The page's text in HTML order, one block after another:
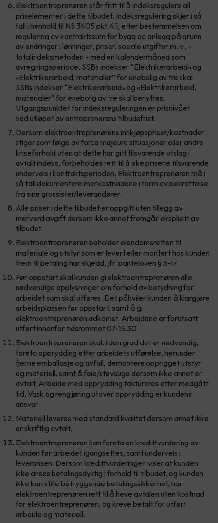
Elektroentreprenøren står fritt til å indeksregulere all
priselementer i dette tilbudet. Indeksregulering skjer i så
fall i henhold til NS 3405 pkt. 4.1, etter bestemmelsen om
regulering av kontraktssum for bygg og anlegg på grunn
av endringer i lønninger, priser, sosiale utgifter m. v., -
totalindeksmetoden - med en kalendermåned som
avregningsperiode. SSBs indekser “Elektrikerarbeid» og
«Elektrikerarbeid, materialer” for enebolig av tre skal
SSBs indekser “Elektrikerarbeid» og «Elektrikerarbeid,
materialer” for enebolig av tre skal benyttes.
Utgangspunktet for indeksreguleringen er prisnivået
ved utløpet av entreprenørens tilbudsfrist.
Dersom elektroentreprenørens innkjøpspriser/kostnader
stiger som følge av force majeure situasjoner eller andre
kriseforhold uten at dette har gitt tilsvarende utslag i
avtalt indeks, forbeholdes rett til å øke prisene tilsvarende
underveis i kontraktsperioden. Elektroentreprenøren må i
så fall dokumentere merkostnadene i form av bekreftelse
fra sine grossister/leverandører.
Alle priser i dette tilbudet er oppgitt uten tillegg av
merverdiavgift dersom ikke annet fremgår eksplisitt av
tilbudet.
Elektroentreprenøren beholder eiendomsretten til
materiale og utstyr som er levert eller montert hos kunden
frem til betaling har skjedd, jfr. panteloven § 3-17.
Før oppstart skal kunden gi elektroentreprenøren alle
nødvendige opplysninger om forhold av betydning for
arbeidet som skal utføres. Det påhviler kunden å klargjøre
arbeidsplassen før oppstart, samt å gi
elektroentreprenøren adkomst. Arbeidene er forutsatt
utført innenfor tidsrommet 07-15.30.
Elektroentreprenøren skal, i den grad det er nødvendig,
foreta opprydding etter arbeidets utførelse, herunder
fjerne emballasje og avfall, demontere opprigget utstyr
og materiell, samt å feie/støvsuge dersom ikke annet er
avtalt. Arbeide med opprydding faktureres etter medgått
tid. Vask og rengjøring utover opprydding er kundens
ansvar.
Materiell leveres med standard kvalitet dersom annet ikke
er skriftlig avtalt.
Elektroentreprenøren kan foreta en kredittvurdering av
kunden før arbeidet igangsettes, samt underveis i
leveransen. Dersom kredittvurderingen viser at kunden
ikke anses betalingsdyktig i forhold til tilbudet, og kunden
ikke kan stille betryggende betalingssikkerhet, har
elektroentreprenøren rett til å heve avtalen uten kostnad
for elektroentreprenøren, og kreve betalt for utført
arbeide og materiell.